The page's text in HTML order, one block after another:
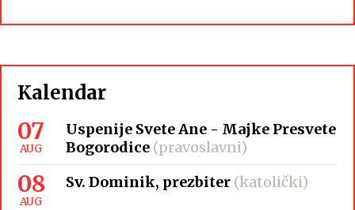
Kalendar
07
AUG
Uspenije Svete Ane - Majke Presvete
Bogorodice (pravoslavni)
08
AUG
Sv. Dominik, prezbiter (katolički)